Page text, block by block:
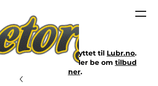
Nettbutikken er flyttet til Lubr.no.
Klikk på lenken eller be om tilbud
her.